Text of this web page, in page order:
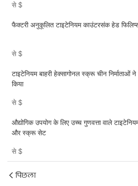
से $
फैक्टरी अनुकूलित टाइटेनियम काउंटरसंक हेड
से $
टाइटेनियम बाहरी हेक्सागोनल स्क्रू चीन निर्माताओं
किया
से $
औद्योगिक उपयोग के लिए उच्च गुणवत्ता वाले
और स्क्रू सेट
से $
पिछला